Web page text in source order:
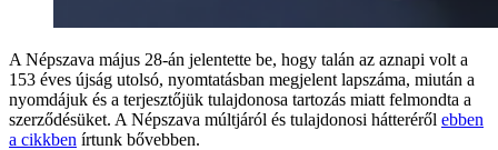
A Népszava május 28-án jelentette be, hogy talán az aznapi volt a
153 éves újság utolsó, nyomtatásban megjelent lapszáma, miután a
nyomdájuk és a terjesztőjük tulajdonosa tartozás miatt felmondta a
szerződésüket. A Népszava múltjáról és tulajdonosi hátteréről ebben
a cikkben írtunk bővebben.